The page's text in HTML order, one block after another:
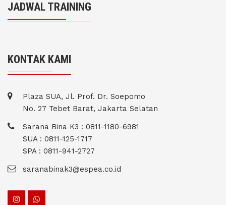
JADWAL TRAINING
KONTAK KAMI
Plaza SUA, Jl. Prof. Dr. Soepomo
No. 27 Tebet Barat, Jakarta Selatan
Sarana Bina K3 : 0811-1180-6981
SUA : 0811-125-1717
SPA : 0811-941-2727
saranabinak3@espea.co.id